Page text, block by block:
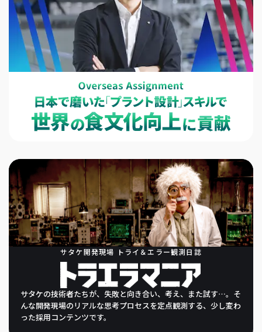
サタケ開発現場 トライ＆エラー観測日誌
サタケの技術者たちが、 失敗と向き合い、考え、また試す…。 そ
んな開発現場のリアルな思考プロセスを定点観測する、 少し変わ
った採用コンテンツです。